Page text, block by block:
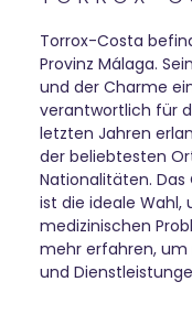
Torrox-Costa
Provinz Málaga.
und der Charme
verantwortlich für
letzten Jahren
der beliebtesten
Nationalitäten.
ist die ideale Wahl,
medizinischen
mehr erfahren, um
und